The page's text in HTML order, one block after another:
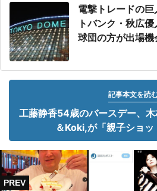
電撃トレードの
トバンク・秋広
球団の方が出場
記事本文を読
工藤静香54歳のバースデー、
＆Koki,が「親子ショ